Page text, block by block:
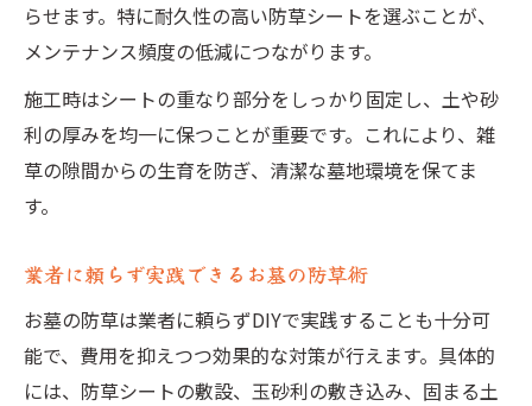
らせます。特に耐久性の高い防草シートを選ぶことが、
メンテナンス頻度の低減につながります。
施工時はシートの重なり部分をしっかり固定し、土や砂
利の厚みを均一に保つことが重要です。これにより、雑
草の隙間からの生育を防ぎ、清潔な墓地環境を保てま
す。
業者に頼らず実践できるお墓の防草術
お墓の防草は業者に頼らずDIYで実践することも十分可
能で、費用を抑えつつ効果的な対策が行えます。具体的
には、防草シートの敷設、玉砂利の敷き込み、固まる土